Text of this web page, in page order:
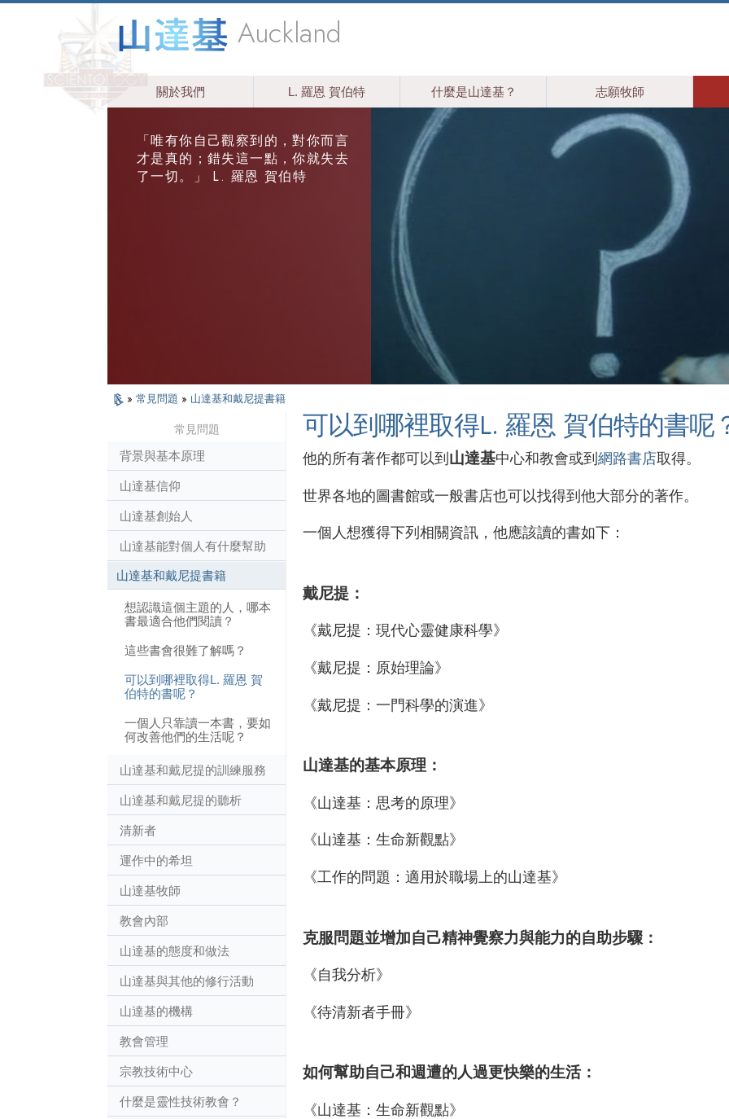
Auckland
關於我們 L. 羅恩 賀伯特 什麼是山達基？ 志願牧師
「唯有你自己觀察到的，對你而言
才是真的；錯失這一點，你就失去
了一切。」 L. 羅恩 賀伯特
» 常見問題 » 山達基和戴尼提書籍
可以到哪裡取得L. 羅恩 賀伯特的書呢
他的所有著作都可以到 山達基中心和教會或到 網路書店取得。
世界各地的圖書館或一般書店也可以找得到他大部分的著作。
一個人想獲得下列相關資訊，他應該讀的書如下：
戴尼提：
《戴尼提：現代心靈健康科學》
《戴尼提：原始理論》
《戴尼提：一門科學的演進》
山達基的基本原理：
《山達基：思考的原理》
《山達基：生命新觀點》
《工作的問題：適用於職場上的山達基》
克服問題並增加自己精神覺察力與能力的自助步驟：
《自我分析》
《待清新者手冊》
如何幫助自己和週遭的人過更快樂的生活：
《山達基：生命新觀點》
常見問題
背景與基本原理
山達基信仰
山達基創始人
山達基能對個人有什麼幫助
山達基和戴尼提書籍
想認識這個主題的人，哪本
書最適合他們閱讀？
這些書會很難了解嗎？
可以到哪裡取得L. 羅恩 賀
伯特的書呢？
一個人只靠讀一本書，要如
何改善他們的生活呢？
山達基和戴尼提的訓練服務
山達基和戴尼提的聽析
清新者
運作中的希坦
山達基牧師
教會內部
山達基的態度和做法
山達基與其他的修行活動
山達基的機構
教會管理
宗教技術中心
什麼是靈性技術教會？